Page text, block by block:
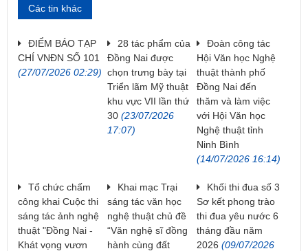
Các tin khác
ĐIỂM BÁO TẠP
CHÍ VNĐN SỐ 101
(27/07/2026 02:29)
28 tác phẩm của
Đồng Nai được
chọn trưng bày tại
Triển lãm Mỹ thuật
khu vực VII lần thứ
30(23/07/2026
17:07)
Đoàn công tác
Hội Văn học Nghệ
thuật thành phố
Đồng Nai đến
thăm và làm việc
với Hội Văn học
Nghệ thuật tỉnh
Ninh Bình
(14/07/2026 16:14)
Tổ chức chấm
công khai Cuộc thi
sáng tác ảnh nghệ
thuật "Đồng Nai -
Khát vọng vươn
Khai mạc Trại
sáng tác văn học
nghệ thuật chủ đề
“Văn nghệ sĩ đồng
hành cùng đất
Khối thi đua số 3
Sơ kết phong trào
thi đua yêu nước 6
tháng đầu năm
2026 (09/07/2026